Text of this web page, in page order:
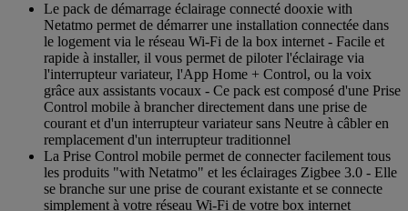
Le pack de démarrage éclairage connecté dooxie with
Netatmo permet de démarrer une installation connectée dans
le logement via le réseau Wi-Fi de la box internet - Facile et
rapide à installer, il vous permet de piloter l'éclairage via
l'interrupteur variateur, l'App Home + Control, ou la voix
grâce aux assistants vocaux - Ce pack est composé d'une Prise
Control mobile à brancher directement dans une prise de
courant et d'un interrupteur variateur sans Neutre à câbler en
remplacement d'un interrupteur traditionnel
La Prise Control mobile permet de connecter facilement tous
les produits "with Netatmo" et les éclairages Zigbee 3.0 - Elle
se branche sur une prise de courant existante et se connecte
simplement à votre réseau Wi-Fi de votre box internet